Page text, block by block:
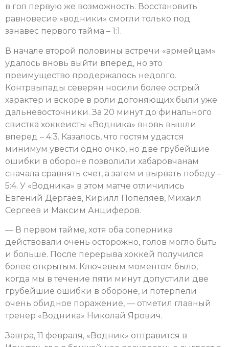
в гол первую же возможность. Восстановить
равновесие «водники» смогли только под
занавес первого тайма – 1:1.
В начале второй половины встречи «армейцам»
удалось вновь выйти вперед, но это
преимущество продержалось недолго.
Контрвыпады северян носили более острый
характер и вскоре в роли догоняющих были уже
дальневосточники. За 20 минут до финального
свистка хоккеисты «Водника» вновь вышли
вперед – 4:3. Казалось, что гостям удастся
минимум увести одно очко, но две грубейшие
ошибки в обороне позволили хабаровчанам
сначала сравнять счет, а затем и вырвать победу –
5:4. У «Водника» в этом матче отличились
Евгений Дергаев, Кирилл Попеляев, Михаил
Сергеев и Максим Анциферов.
— В первом тайме, хотя оба соперника
действовали очень осторожно, голов могло быть
и больше. После перерыва хоккей получился
более открытым. Ключевым моментом было,
когда мы в течение пяти минут допустили две
грубейшие ошибки в обороне, и потерпели
очень обидное поражение, — отметил главный
тренер «Водника» Николай Ярович.
Завтра, 11 февраля, «Водник» отправится в